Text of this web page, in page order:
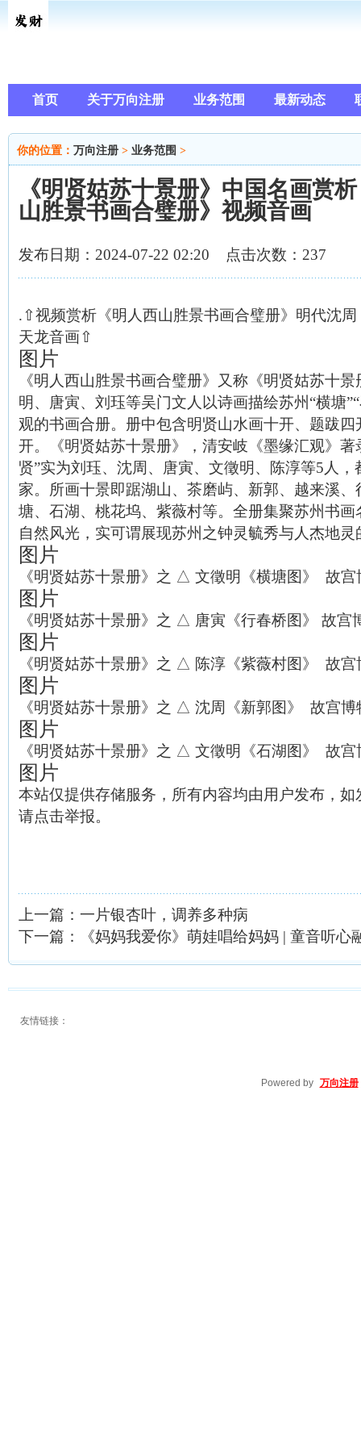
首页 关于万向注册 业务范围 最新动态
你的位置： 万向注册 > 业务范围 >
《明贤姑苏十景册》中国名画赏
山胜景书画合璧册》视频音画
发布日期：2024-07-22 02:20 点击次数：237
.⇧视频赏析《明人西山胜景书画合璧册》明代沈
天龙音画⇧
图片
《明人西山胜景书画合璧册》又称《明贤姑苏十
明、唐寅、刘珏等吴门文人以诗画描绘苏州“横塘
观的书画合册。册中包含明贤山水画十开、题跋
开。《明贤姑苏十景册》，清安岐《墨缘汇观》著
贤”实为刘珏、沈周、唐寅、文徵明、陈淳等5人
家。所画十景即踞湖山、茶磨屿、新郭、越来溪
塘、石湖、桃花坞、紫薇村等。全册集聚苏州书
自然风光，实可谓展现苏州之钟灵毓秀与人杰地灵
图片
《明贤姑苏十景册》之 △ 文徵明《横塘图》 故宫
图片
《明贤姑苏十景册》之 △ 唐寅《行春桥图》 故宫
图片
《明贤姑苏十景册》之 △ 陈淳《紫薇村图》 故宫
图片
《明贤姑苏十景册》之 △ 沈周《新郭图》 故宫博
图片
《明贤姑苏十景册》之 △ 文徵明《石湖图》 故宫
图片
本站仅提供存储服务，所有内容均由用户发布，
请点击举报。
上一篇： 一片银杏叶，调养多种病
下一篇：
《妈妈我爱你》萌娃唱给妈妈 | 童音听心
友情链接：
Powered by 万向注册